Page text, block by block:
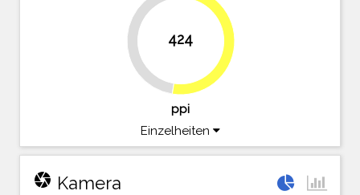
424
52.5%
ppi
Einzelheiten
camera Kamera